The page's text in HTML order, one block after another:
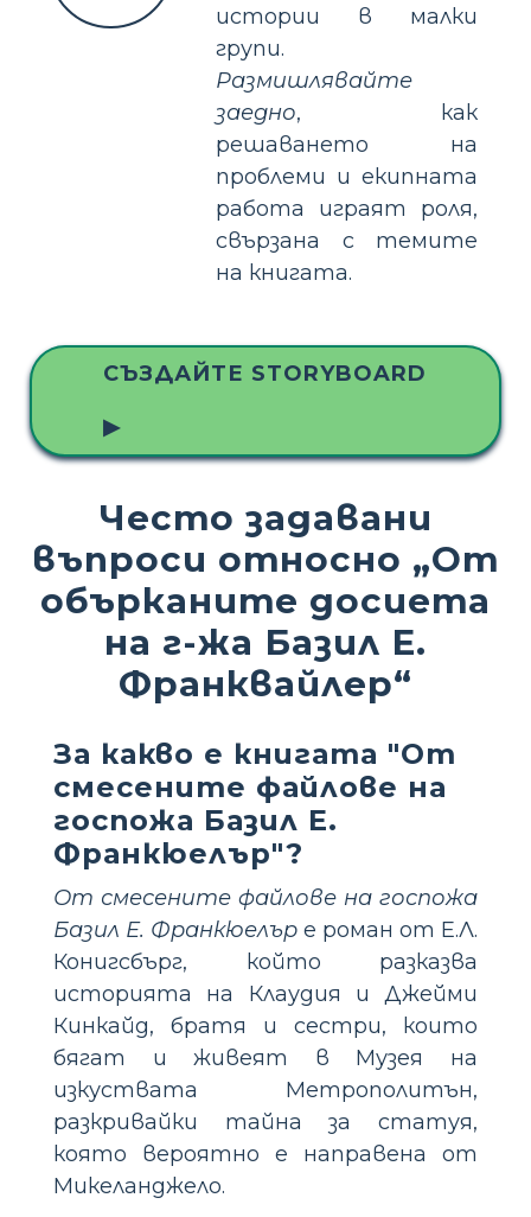
истории в малки
групи.
Размишлявайте
заедно, как
решаването на
проблеми и екипната
работа играят роля,
свързана с темите
на книгата.
СЪЗДАЙТЕ STORYBOARD
▶
Често задавани
въпроси относно „От
обърканите досиета
на г-жа Базил Е.
Франквайлер“
За какво е книгата "От
смесените файлове на
госпожа Базил Е.
Франкюелър"?
От смесените файлове на госпожа
Базил Е. Франкюелър е роман от Е.Л.
Конигсбърг, който разказва
историята на Клаудия и Джейми
Кинкайд, братя и сестри, които
бягат и живеят в Музея на
изкуствата Метрополитън,
разкривайки тайна за статуя,
която вероятно е направена от
Микеланджело.